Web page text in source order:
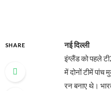
SHARE
नई दिल्ली
इंग्लैंड को पहले
में दोनों टीमें
रन बनाए थे।